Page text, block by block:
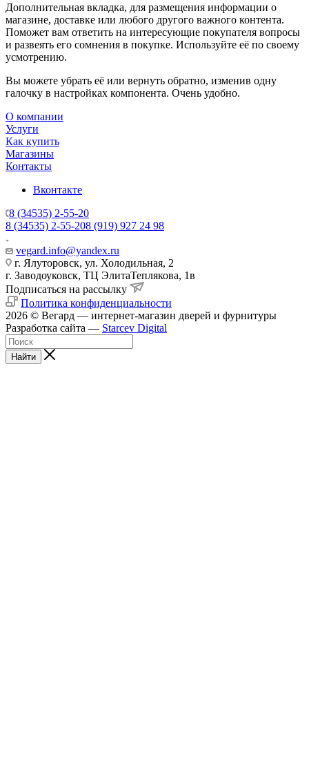
Дополнительная вкладка, для размещения информации о
магазине, доставке или любого другого важного контента.
Поможет вам ответить на интересующие покупателя вопросы
и развеять его сомнения в покупке. Используйте её по своему
усмотрению.
Вы можете убрать её или вернуть обратно, изменив одну
галочку в настройках компонента. Очень удобно.
О компании
Услуги
Как купить
Магазины
Контакты
Вконтакте
8 (34535) 2-55-20
8 (34535) 2-55-208 (919) 927 24 98
vegard.info@yandex.ru
г. Ялуторовск, ул. Холодильная, 2
г. Заводоуковск, ​ТЦ Элита​Теплякова, 1в
Подписаться на рассылку
Политика конфиденциальности
2026 © Вегард — интернет-магазин дверей и фурнитуры
Разработка сайта — Starcev Digital
Найти